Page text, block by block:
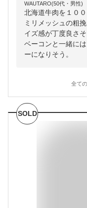
WAUTARO(50代・男性)
北海道牛肉を１０
ミリメッシュの粗
イズ感が丁度良さ
ベーコンと一緒に
ーになりそう。
全て
SOLD